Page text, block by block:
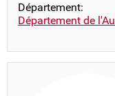
Département:
Département de